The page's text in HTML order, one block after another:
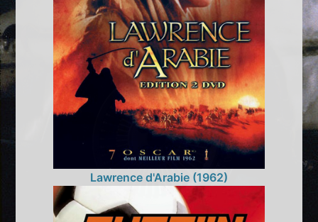
Lawrence d'Arabie (1962)